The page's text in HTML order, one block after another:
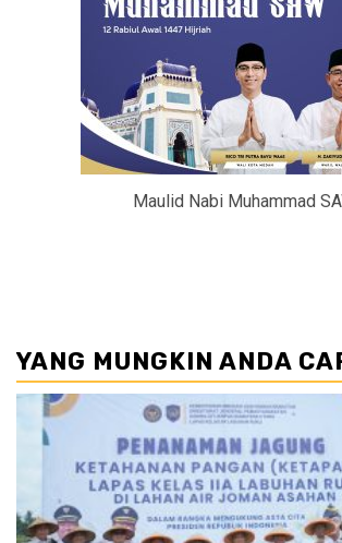
Maulid Nabi Muhammad
YANG MUNGKIN ANDA